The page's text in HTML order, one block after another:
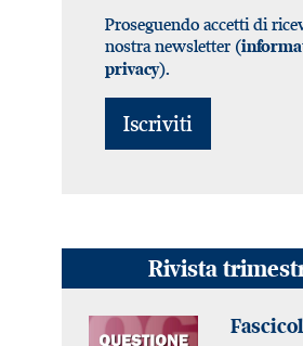
Proseguendo accetti di
nostra newsletter (
privacy).
Rivista